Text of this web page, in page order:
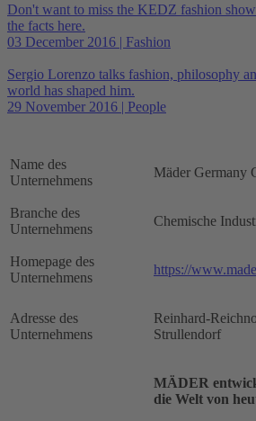
Don't want to miss the KEDZ fashion
the facts here.
03 December 2016 | Fashion
Sergio Lorenzo talks fashion, philosophy
world has shaped him.
29 November 2016 | People
Name des
Unternehmens
Mäder Germany
Branche des
Unternehmens
Chemische
Homepage des
Unternehmens
https://
Adresse des
Unternehmens
Reinhard-
Strullendorf
MÄDER
die Welt von